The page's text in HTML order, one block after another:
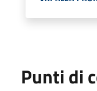
Punti di